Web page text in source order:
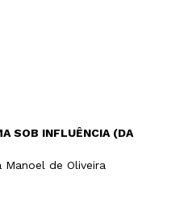
SOB INFLUÊNCIA (DA
Manoel de Oliveira